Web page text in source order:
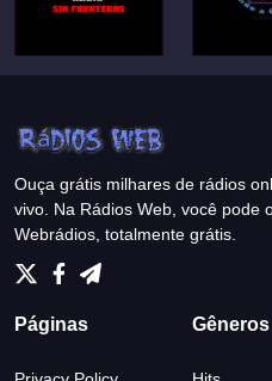
Ouça grátis milhares de rádios
vivo. Na Rádios Web, você pode
Webrádios, totalmente grátis.
Páginas Gêneros